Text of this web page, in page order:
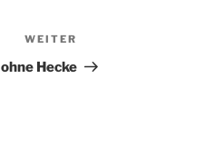
Beitrag
WEITER
ohne Hecke